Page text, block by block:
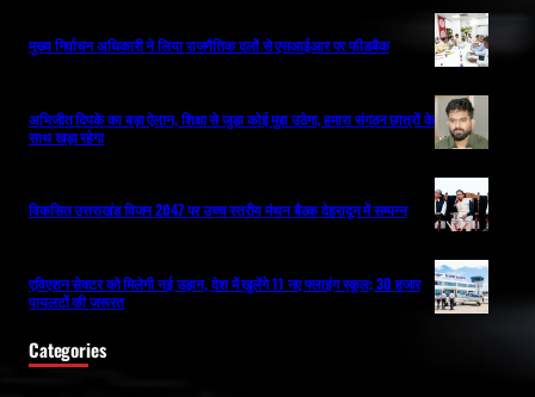
मुख्य निर्वाचन अधिकारी ने लिया राजनैतिक दलों से एसआईआर पर फीडबैक
अभिजीत दिपके का बड़ा ऐलान, शिक्षा से जुड़ा कोई मुद्दा उठेगा, हमारा संगठन छात्रों के
साथ खड़ा रहेगा
विकसित उत्तराखंड विजन 2047 पर उच्च स्तरीय मंथन बैठक देहरादून में सम्पन्न
एविएशन सेक्टर को मिलेगी नई उड़ान, देश में खुलेंगे 11 नए फ्लाइंग स्कूल; 30 हजार
पायलटों की जरूरत
Categories